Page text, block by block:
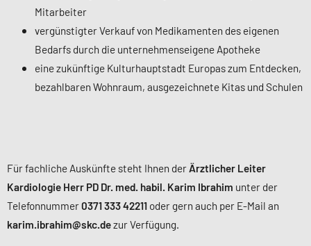
Mitarbeiter
vergünstigter Verkauf von Medikamenten des eigenen
Bedarfs durch die unternehmenseigene Apotheke
eine zukünftige Kulturhauptstadt Europas zum Entdecken,
bezahlbaren Wohnraum, ausgezeichnete Kitas und Schulen
Für fachliche Auskünfte steht Ihnen derÄrztlicher Leiter
Kardiologie Herr PD Dr. med. habil. Karim Ibrahim unter der
Telefonnummer0371 333 42211 oder gern auch per E-Mail an
karim.ibrahim@skc.dezur Verfügung.